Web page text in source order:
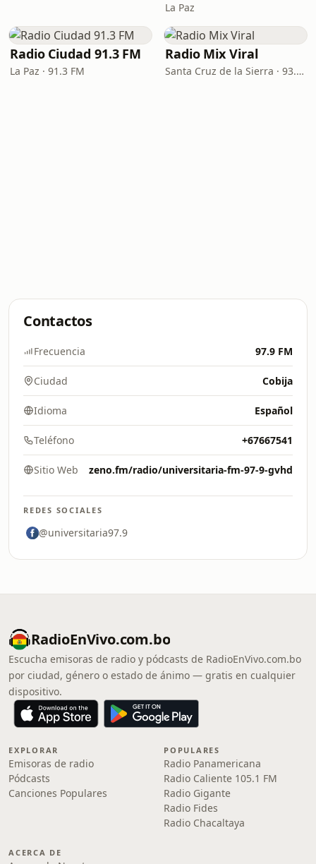
La Paz
Radio Ciudad 91.3 FM
La Paz · 91.3 FM
Radio Mix Viral
Santa Cruz de la Sierra · 93.1 FM
Contactos
Frecuencia 97.9 FM
Ciudad Cobija
Idioma Español
Teléfono +67667541
Sitio Web zeno.fm/radio/universitaria-fm-97-9-gvhd
REDES SOCIALES
@universitaria97.9
RadioEnVivo.com.bo
Escucha emisoras de radio y pódcasts de RadioEnVivo.com.bo
por ciudad, género o estado de ánimo — gratis en cualquier
dispositivo.
EXPLORAR
Emisoras de radio
Pódcasts
Canciones Populares
POPULARES
Radio Panamericana
Radio Caliente 105.1 FM
Radio Gigante
Radio Fides
Radio Chacaltaya
ACERCA DE